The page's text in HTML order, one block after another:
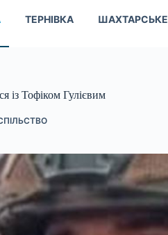
ТЕРНІВКА ШАХТАРСЬКЕ
із Тофіком Гулієвим